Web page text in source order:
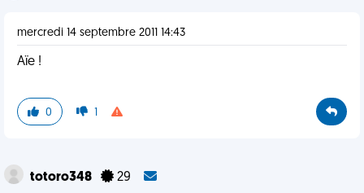
mercredi 14 septembre 2011 14:43
Aïe !
0 1
totoro348 29